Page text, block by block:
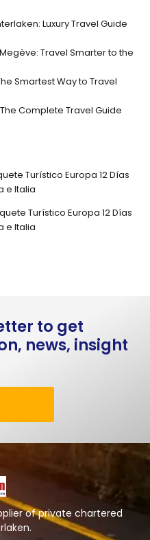
Luxury Travel Guide
Travel Smarter to the
Smartest Way to Travel
Complete Travel Guide
Turístico Europa 12 Días
e Italia
Turístico Europa 12 Días
e Italia
to get
news, insight
of private chartered